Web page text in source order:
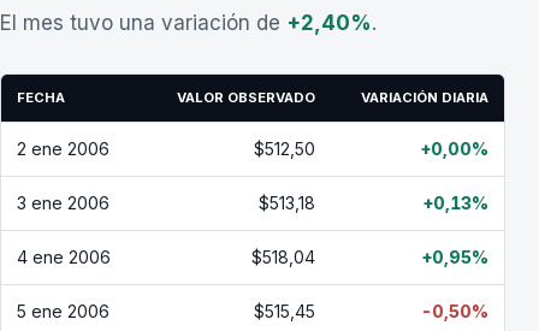
El mes tuvo una variación de +2,40%.
FECHA VALOR OBSERVADO VARIACIÓN DIARIA
2 ene 2006 $512,50 +0,00%
3 ene 2006 $513,18 +0,13%
4 ene 2006 $518,04 +0,95%
5 ene 2006 $515,45 -0,50%